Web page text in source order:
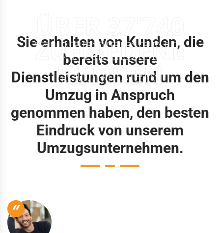
ZUFRIEDENE
KUNDEN
Sie erhalten von Kunden, die
bereits unsere
Dienstleistungen rund um den
Umzug in Anspruch
genommen haben, den besten
Eindruck von unserem
Umzugsunternehmen.
“